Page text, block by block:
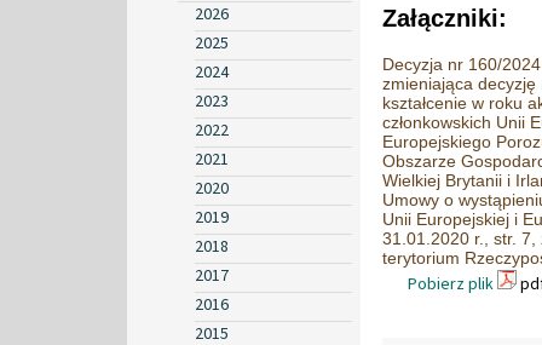
2026
2025
2024
2023
2022
2021
2020
2019
2018
2017
2016
2015
Załączniki:
Decyzja nr 160/
zmieniająca decyzję
kształcenie w roku
członkowskich Unii
Europejskiego
Obszarze
Wielkiej Brytanii i
Umowy o
Unii Europejskiej i
31.01.2020 r., str. 7,
terytorium
Pobierz plik